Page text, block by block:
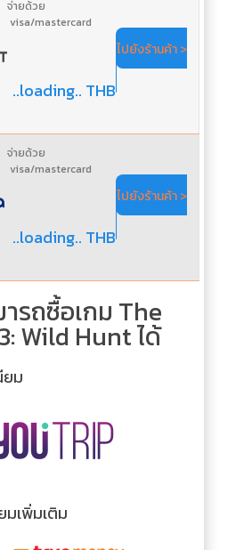
จ่ายด้วย
visa/mastercard
..loading.. THB
ไปยังร้านค้า >
จ่ายด้วย
visa/mastercard
..loading.. THB
ไปยังร้านค้า >
รถซื้อเกม The
Wild Hunt ได้
ยม
มเพิ่มเติม